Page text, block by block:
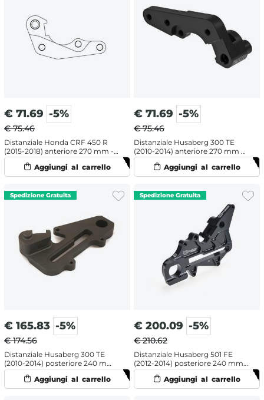
€ 71.69 -5%
€ 75.46
Distanziale Honda CRF 450 R
(2015-2018) anteriore 270 mm -
Galfer
€ 71.69 -5%
€ 75.46
Distanziale Husaberg 300 TE
(2010-2014) anteriore 270 mm -
Galfer
€ 165.83 -5%
€ 174.56
Distanziale Husaberg 300 TE
(2010-2014) posteriore 240 mm
- Galfer
€ 200.09 -5%
€ 210.62
Distanziale Husaberg 501 FE
(2012-2014) posteriore 240 mm -
Moto Master